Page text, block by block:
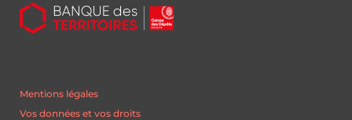
Mentions légales
Vos données et vos droits